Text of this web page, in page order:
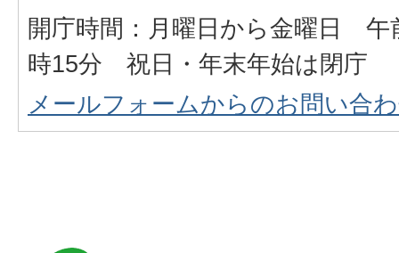
開庁時間：月曜日から金曜日 午
時15分 祝日・年末年始は閉庁
メールフォームからのお問い合